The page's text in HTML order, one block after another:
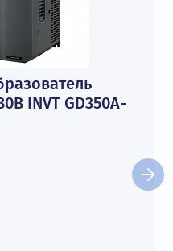
INVT GD350A-